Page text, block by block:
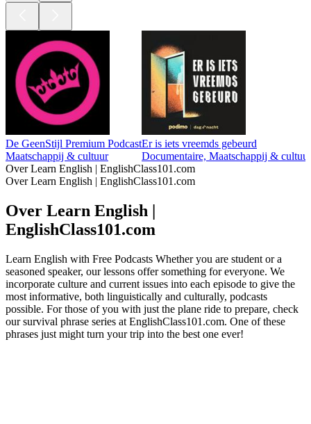
De GeenStijl Premium Podcast
Maatschappij & cultuur
Er is iets vreemds gebeurd
Documentaire, Maatschappij &
Over Learn English | EnglishClass101.com
Over Learn English | EnglishClass101.com
Over Learn English |
EnglishClass101.com
Learn English with Free Podcasts Whether you are student or a
seasoned speaker, our lessons offer something for everyone. We
incorporate culture and current issues into each episode to give the
most informative, both linguistically and culturally, podcasts
possible. For those of you with just the plane ride to prepare, check
our survival phrase series at EnglishClass101.com. One of these
phrases just might turn your trip into the best one ever!